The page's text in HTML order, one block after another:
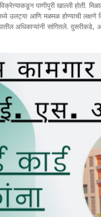
पाणीपुरी खाल्ली होती.
उलट्या आणि मळमळ होण्याची
अधिकाऱ्यांनी सांगितले. दुसरीकडे,